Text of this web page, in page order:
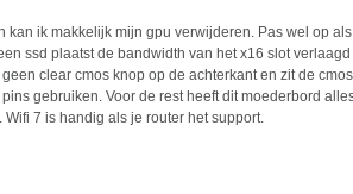
kan ik makkelijk mijn gpu verwijderen. Pas wel op als
ssd plaatst de bandwidth van het x16 slot verlaagd
clear cmos knop op de achterkant en zit de cmos
gebruiken. Voor de rest heeft dit moederbord
7 is handig als je router het support.